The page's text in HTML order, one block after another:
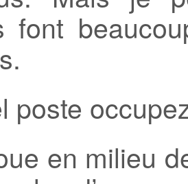
font
poste
en milieu